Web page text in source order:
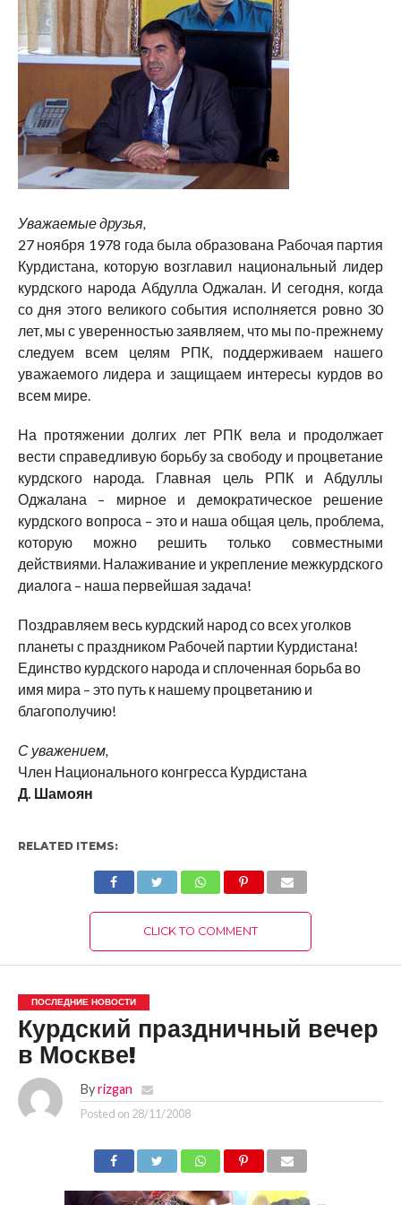
Уважаемые друзья,
27 ноября 1978 года была образована Рабочая партия
Курдистана, которую возглавил национальный лидер
курдского народа Абдулла Оджалан. И сегодня, когда
со дня этого великого события исполняется ровно 30
лет, мы с уверенностью заявляем, что мы по-прежнему
следуем всем целям РПК, поддерживаем нашего
уважаемого лидера и защищаем интересы курдов во
всем мире.
На протяжении долгих лет РПК вела и продолжает
вести справедливую борьбу за свободу и процветание
курдского народа. Главная цель РПК и Абдуллы
Оджалана – мирное и демократическое решение
курдского вопроса – это и наша общая цель, проблема,
которую можно решить только совместными
действиями. Налаживание и укрепление межкурдского
диалога – наша первейшая задача!
Поздравляем весь курдский народ со всех уголков
планеты с праздником Рабочей партии Курдистана!
Единство курдского народа и сплоченная борьба во
имя мира – это путь к нашему процветанию и
благополучию!
С уважением,
Член Национального конгресса Курдистана
Д. Шамоян
RELATED ITEMS:
CLICK TO COMMENT
ПОСЛЕДНИЕ НОВОСТИ
Курдский праздничный вечер
в Москве!
By rizgan
Posted on 28/11/2008